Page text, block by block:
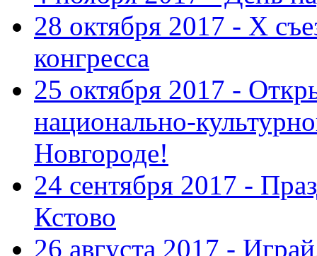
28 октября 2017 - Х
конгресса
25 октября 2017 -
национально-
Новгороде!
24 сентября 2017 -
Кстово
26 августа 2017 -